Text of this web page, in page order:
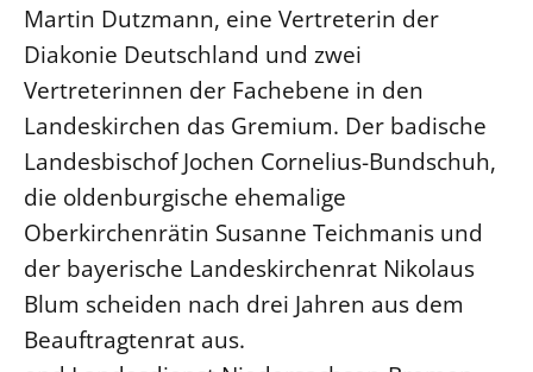
Martin Dutzmann, eine Vertreterin der
Diakonie Deutschland und zwei
Vertreterinnen der Fachebene in den
Landeskirchen das Gremium. Der badische
Landesbischof Jochen Cornelius-Bundschuh,
die oldenburgische ehemalige
Oberkirchenrätin Susanne Teichmanis und
der bayerische Landeskirchenrat Nikolaus
Blum scheiden nach drei Jahren aus dem
Beauftragtenrat aus.